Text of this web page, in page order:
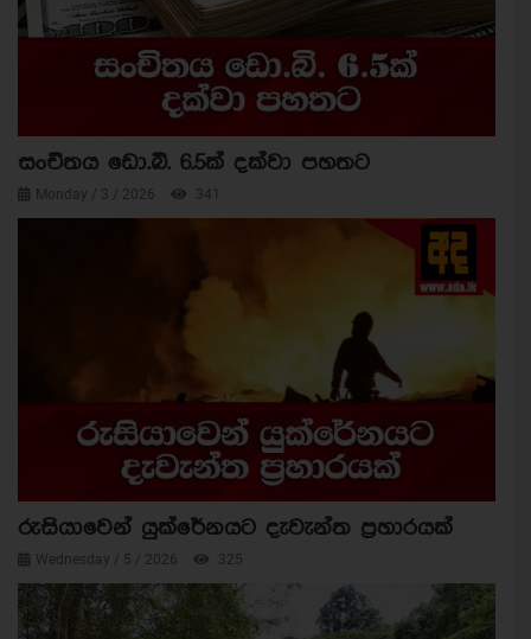
සංචිතය ඩො.බි. 6.5ක් දක්වා පහතට
Monday / 3 / 2026 341
රුසියාවෙන් යුක්රේනයට දැවැන්ත ප්‍රහාරයක්
Wednesday / 5 / 2026 325